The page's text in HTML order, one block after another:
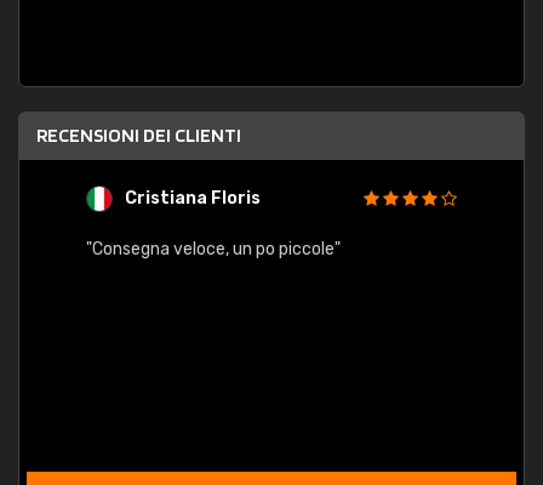
RECENSIONI DEI CLIENTI
Cristiana Floris
"Consegna veloce, un po piccole"